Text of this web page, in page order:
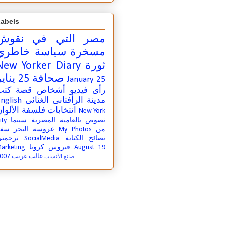
مصر التي في
سياسة مسخرة
Yorker Diary ثورة
25 يناير صحافة January 25
قصة أشخاص فيديو
رأى
الرأفتانى الغنائى
مدينة
فلسفة انتخابات
New York
سينما
نصوص بالعامية المصرية
عروسة البحر My Photos
من
SocialMedia
نصائح الكتابة
فيروس كرونا August 19
غالب غريب صانع الأنساب